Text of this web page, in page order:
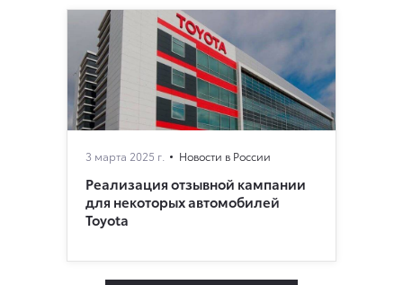
3 марта 2025 г. Новости в России
Реализация отзывной кампании
для некоторых автомобилей
Toyota